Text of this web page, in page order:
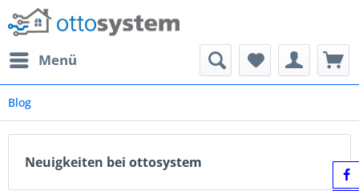
Menü
Blog
Neuigkeiten bei ottosystem